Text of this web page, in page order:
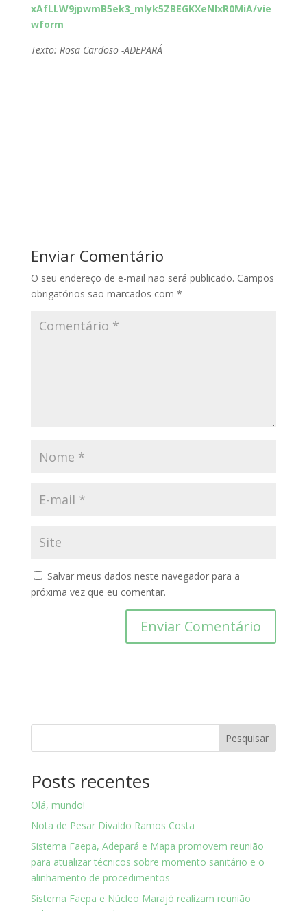
xAfLLW9jpwmB5ek3_mlyk5ZBEGKXeNIxR0MiA/vie
wform
Texto: Rosa Cardoso -ADEPARÁ
Enviar Comentário
O seu endereço de e-mail não será publicado. Campos
obrigatórios são marcados com *
Salvar meus dados neste navegador para a
próxima vez que eu comentar.
Pesquisar
Posts recentes
Olá, mundo!
Nota de Pesar Divaldo Ramos Costa
Sistema Faepa, Adepará e Mapa promovem reunião
para atualizar técnicos sobre momento sanitário e o
alinhamento de procedimentos
Sistema Faepa e Núcleo Marajó realizam reunião